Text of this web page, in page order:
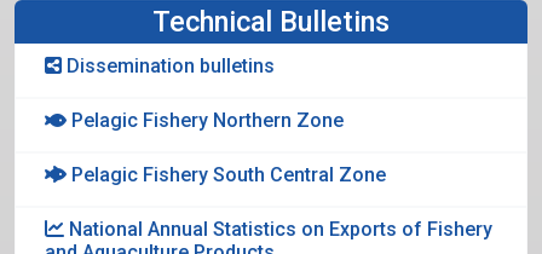
Technical Bulletins
Dissemination bulletins
Pelagic Fishery Northern Zone
Pelagic Fishery South Central Zone
National Annual Statistics on Exports of Fishery